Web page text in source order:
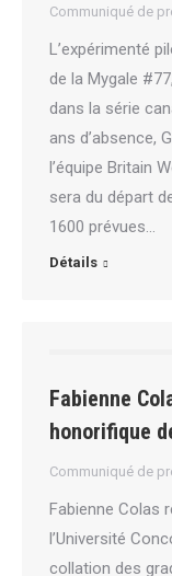
Communiqué de
L’expérimenté
de la Mygale
dans la série
ans d’absence,
l’équipe Britain
sera du départ
1600 prévues…
Détails
Fabienne
honorifique
Communiqué de
Fabienne Colas
l’Université
collation des